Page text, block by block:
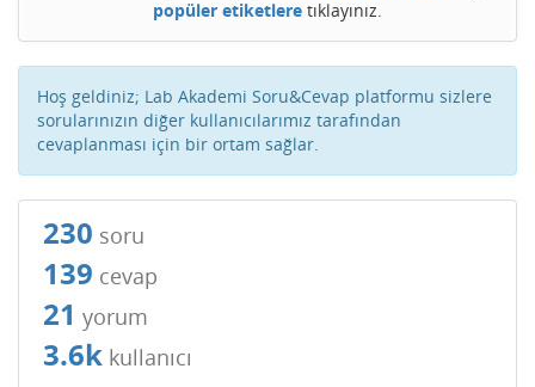
popüler etiketlere tıklayınız.
Hoş geldiniz; Lab Akademi Soru&Cevap platformu sizlere
sorularınızın diğer kullanıcılarımız tarafından
cevaplanması için bir ortam sağlar.
230 soru
139 cevap
21 yorum
3.6k kullanıcı